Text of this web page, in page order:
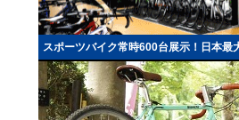
スポーツバイク常時600台展示！日本最